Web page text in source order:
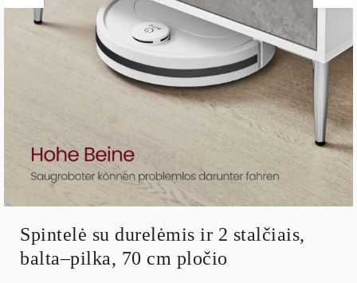
Spintelė su durelėmis ir 2 stalčiais,
balta–pilka, 70 cm pločio